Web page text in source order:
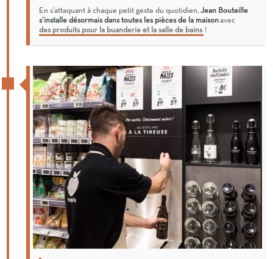
En s’attaquant à chaque petit geste du quotidien, Jean Bouteille
s’installe désormais dans toutes les pièces de la maisonavec
des produits pour la buanderie et la salle de bains !